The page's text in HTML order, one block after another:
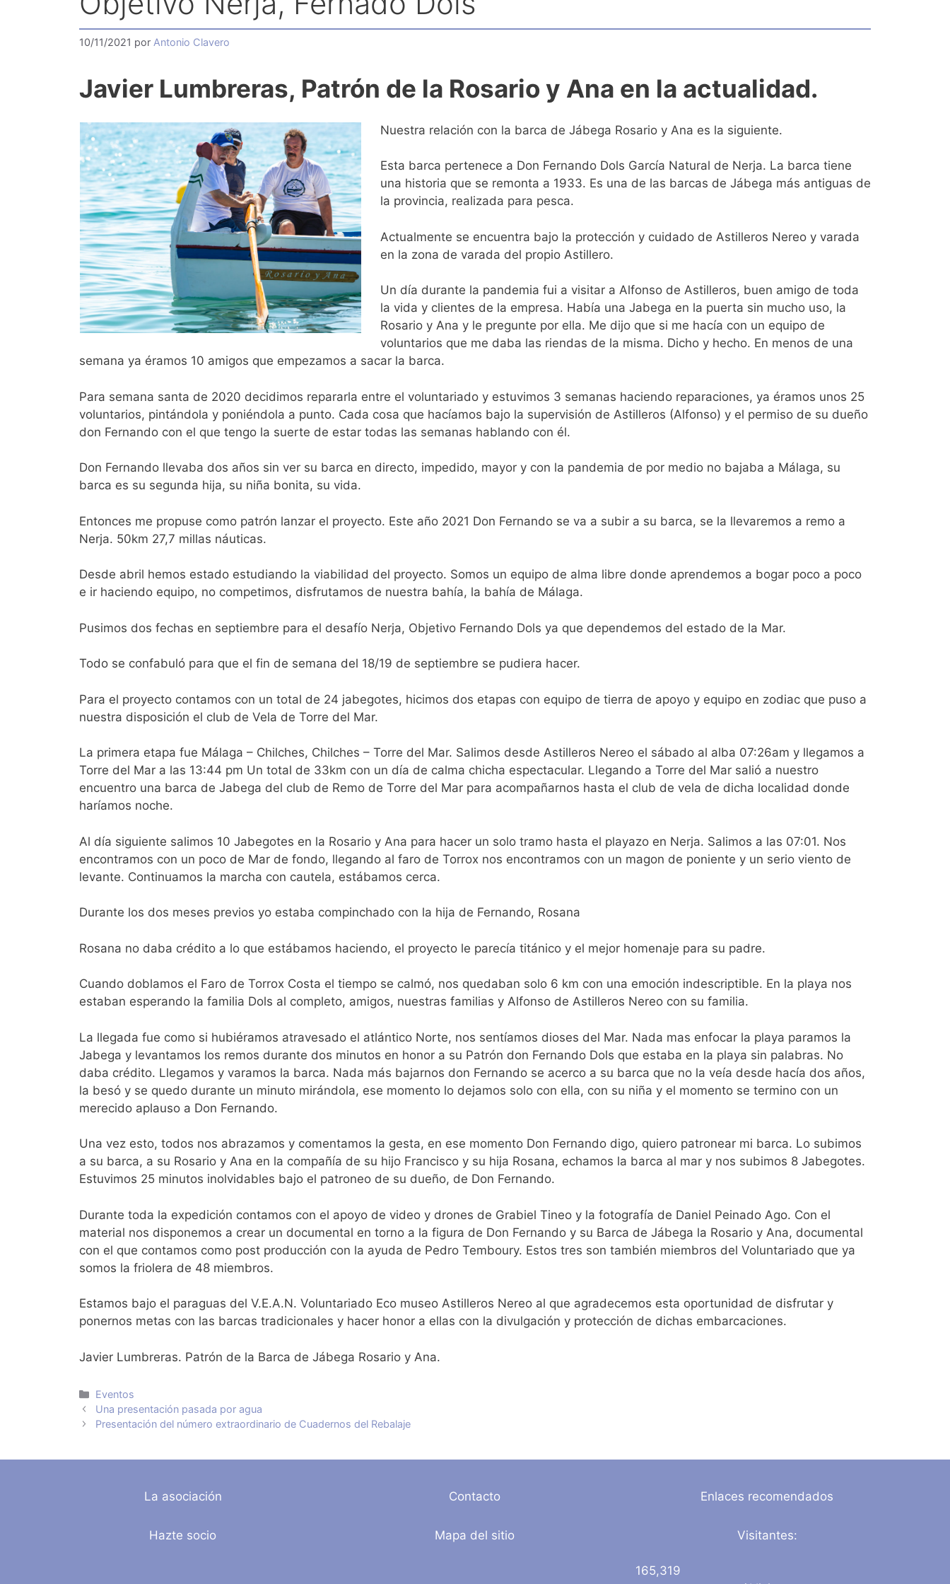
10/11/2021 por Antonio Clavero
Javier Lumbreras, Patrón de la Rosario y Ana en la actualidad.
Nuestra relación con la barca de Jábega Rosario y Ana es la siguiente.
Esta barca pertenece a Don Fernando Dols García Natural de Nerja. La barca tiene
una historia que se remonta a 1933. Es una de las barcas de Jábega más antiguas de
la provincia, realizada para pesca.
Actualmente se encuentra bajo la protección y cuidado de Astilleros Nereo y varada
en la zona de varada del propio Astillero.
Un día durante la pandemia fui a visitar a Alfonso de Astilleros, buen amigo de toda
la vida y clientes de la empresa. Había una Jabega en la puerta sin mucho uso, la
Rosario y Ana y le pregunte por ella. Me dijo que si me hacía con un equipo de
voluntarios que me daba las riendas de la misma. Dicho y hecho. En menos de una
semana ya éramos 10 amigos que empezamos a sacar la barca.
Para semana santa de 2020 decidimos repararla entre el voluntariado y estuvimos 3 semanas haciendo reparaciones, ya éramos unos 25
voluntarios, pintándola y poniéndola a punto. Cada cosa que hacíamos bajo la supervisión de Astilleros (Alfonso) y el permiso de su dueño
don Fernando con el que tengo la suerte de estar todas las semanas hablando con él.
Don Fernando llevaba dos años sin ver su barca en directo, impedido, mayor y con la pandemia de por medio no bajaba a Málaga, su
barca es su segunda hija, su niña bonita, su vida.
Entonces me propuse como patrón lanzar el proyecto. Este año 2021 Don Fernando se va a subir a su barca, se la llevaremos a remo a
Nerja. 50km 27,7 millas náuticas.
Desde abril hemos estado estudiando la viabilidad del proyecto. Somos un equipo de alma libre donde aprendemos a bogar poco a poco
e ir haciendo equipo, no competimos, disfrutamos de nuestra bahía, la bahía de Málaga.
Pusimos dos fechas en septiembre para el desafío Nerja, Objetivo Fernando Dols ya que dependemos del estado de la Mar.
Todo se confabuló para que el fin de semana del 18/19 de septiembre se pudiera hacer.
Para el proyecto contamos con un total de 24 jabegotes, hicimos dos etapas con equipo de tierra de apoyo y equipo en zodiac que puso a
nuestra disposición el club de Vela de Torre del Mar.
La primera etapa fue Málaga – Chilches, Chilches – Torre del Mar. Salimos desde Astilleros Nereo el sábado al alba 07:26am y llegamos a
Torre del Mar a las 13:44 pm Un total de 33km con un día de calma chicha espectacular. Llegando a Torre del Mar salió a nuestro
encuentro una barca de Jabega del club de Remo de Torre del Mar para acompañarnos hasta el club de vela de dicha localidad donde
haríamos noche.
Al día siguiente salimos 10 Jabegotes en la Rosario y Ana para hacer un solo tramo hasta el playazo en Nerja. Salimos a las 07:01. Nos
encontramos con un poco de Mar de fondo, llegando al faro de Torrox nos encontramos con un magon de poniente y un serio viento de
levante. Continuamos la marcha con cautela, estábamos cerca.
Durante los dos meses previos yo estaba compinchado con la hija de Fernando, Rosana
Rosana no daba crédito a lo que estábamos haciendo, el proyecto le parecía titánico y el mejor homenaje para su padre.
Cuando doblamos el Faro de Torrox Costa el tiempo se calmó, nos quedaban solo 6 km con una emoción indescriptible. En la playa nos
estaban esperando la familia Dols al completo, amigos, nuestras familias y Alfonso de Astilleros Nereo con su familia.
La llegada fue como si hubiéramos atravesado el atlántico Norte, nos sentíamos dioses del Mar. Nada mas enfocar la playa paramos la
Jabega y levantamos los remos durante dos minutos en honor a su Patrón don Fernando Dols que estaba en la playa sin palabras. No
daba crédito. Llegamos y varamos la barca. Nada más bajarnos don Fernando se acerco a su barca que no la veía desde hacía dos años,
la besó y se quedo durante un minuto mirándola, ese momento lo dejamos solo con ella, con su niña y el momento se termino con un
merecido aplauso a Don Fernando.
Una vez esto, todos nos abrazamos y comentamos la gesta, en ese momento Don Fernando digo, quiero patronear mi barca. Lo subimos
a su barca, a su Rosario y Ana en la compañía de su hijo Francisco y su hija Rosana, echamos la barca al mar y nos subimos 8 Jabegotes.
Estuvimos 25 minutos inolvidables bajo el patroneo de su dueño, de Don Fernando.
Durante toda la expedición contamos con el apoyo de video y drones de Grabiel Tineo y la fotografía de Daniel Peinado Ago. Con el
material nos disponemos a crear un documental en torno a la figura de Don Fernando y su Barca de Jábega la Rosario y Ana, documental
con el que contamos como post producción con la ayuda de Pedro Temboury. Estos tres son también miembros del Voluntariado que ya
somos la friolera de 48 miembros.
Estamos bajo el paraguas del V.E.A.N. Voluntariado Eco museo Astilleros Nereo al que agradecemos esta oportunidad de disfrutar y
ponernos metas con las barcas tradicionales y hacer honor a ellas con la divulgación y protección de dichas embarcaciones.
Javier Lumbreras. Patrón de la Barca de Jábega Rosario y Ana.
Categorías
Eventos
Una presentación pasada por agua
Presentación del número extraordinario de Cuadernos del Rebalaje
La asociación
Hazte socio
Contacto
Mapa del sitio
Enlaces recomendados
Visitantes:
165,319